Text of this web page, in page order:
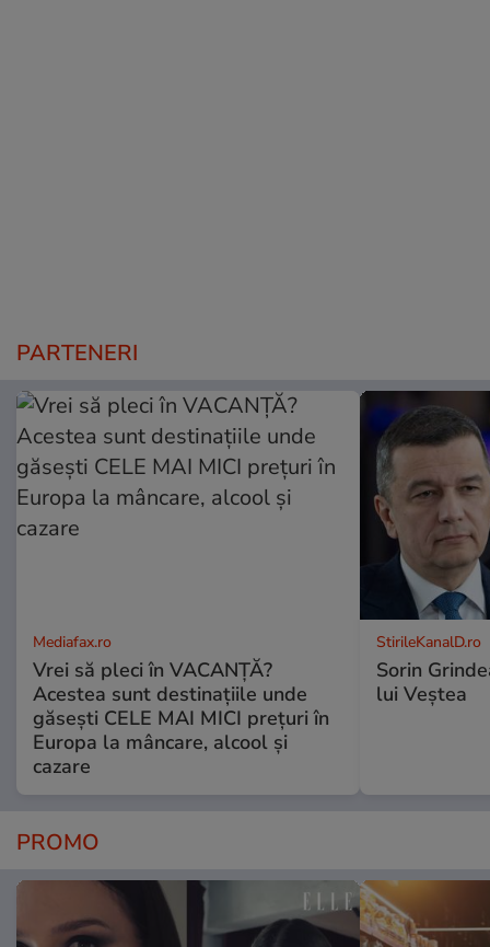
PARTENERI
Mediafax.ro
Vrei să pleci în VACANȚĂ?
Acestea sunt destinațiile unde
găsești CELE MAI MICI prețuri în
Europa la mâncare, alcool și
cazare
StirileKanalD.ro
Sorin
lui Veștea
PROMO